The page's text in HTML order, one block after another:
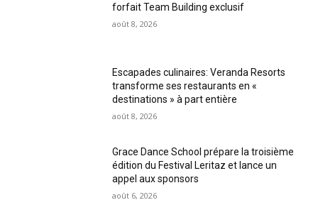
forfait Team Building exclusif
août 8, 2026
Escapades culinaires: Veranda Resorts
transforme ses restaurants en «
destinations » à part entière
août 8, 2026
Grace Dance School prépare la troisième
édition du Festival Leritaz et lance un
appel aux sponsors
août 6, 2026